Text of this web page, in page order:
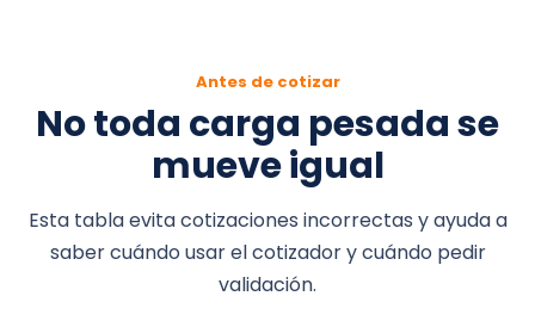
Antes de cotizar
No toda carga pesada se
mueve igual
Esta tabla evita cotizaciones incorrectas y ayuda a
saber cuándo usar el cotizador y cuándo pedir
validación.